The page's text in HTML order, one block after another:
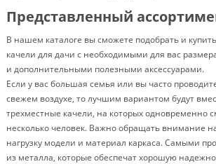
Представленный
В нашем каталоге вы сможете подобрать и
качели для дачи с необходимыми для вас
и дополнительными полезными аксессуарами.
Если у вас большая семья или вы часто
свежем воздухе, то лучшим вариантом будут
трехместные качели, на которых одновременно
несколько человек. Важно обращать внимание
нагрузку модели и материал каркаса. Самыми
из металла, которые обеспечат хорошую